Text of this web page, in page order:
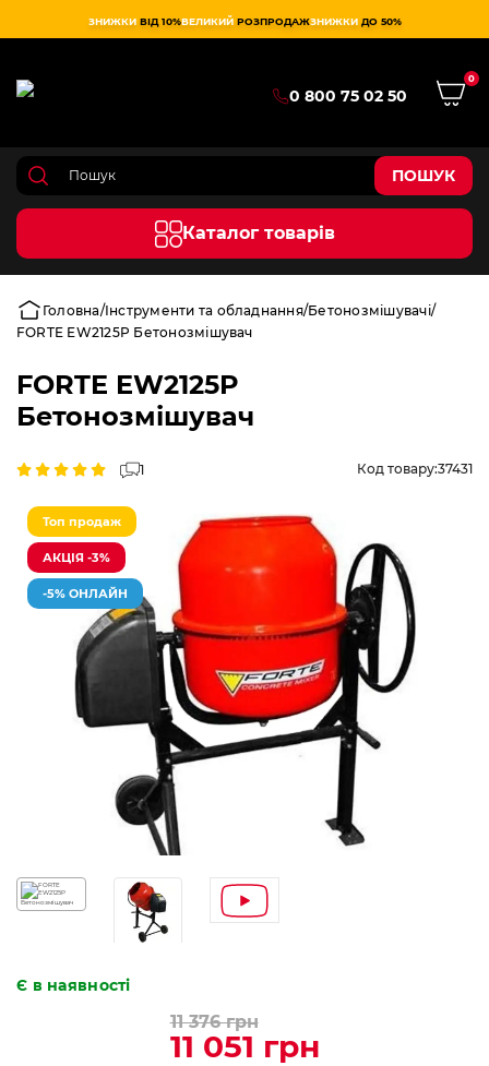
ЗНИЖКИ ВІД 10%ВЕЛИКИЙ РОЗПРОДАЖЗНИЖКИ ДО 50%
0 800 75 02 50
0
ПОШУК
Каталог товарів
Головна Інструменти та обладнання Бетонозмішувачі
FORTE EW2125P Бетонозмішувач
FORTE EW2125P
Бетонозмішувач
1 Код товару:37431
Топ продаж
АКЦІЯ -3%
-5% ОНЛАЙН
Є в наявності
11 376 грн
11 051 грн